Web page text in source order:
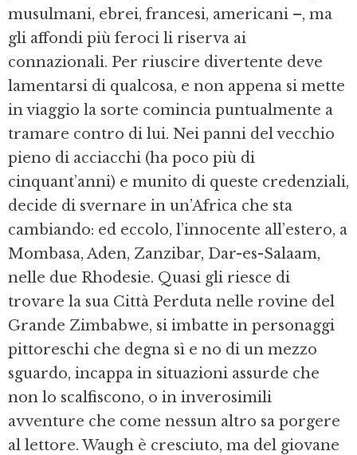
musulmani, ebrei, francesi, americani –, ma
gli affondi più feroci li riserva ai
connazionali. Per riuscire divertente deve
lamentarsi di qualcosa, e non appena si mette
in viaggio la sorte comincia puntualmente a
tramare contro di lui. Nei panni del vecchio
pieno di acciacchi (ha poco più di
cinquant’anni) e munito di queste credenziali,
decide di svernare in un’Africa che sta
cambiando: ed eccolo, l’innocente all’estero, a
Mombasa, Aden, Zanzibar, Dar-es-Salaam,
nelle due Rhodesie. Quasi gli riesce di
trovare la sua Città Perduta nelle rovine del
Grande Zimbabwe, si imbatte in personaggi
pittoreschi che degna sì e no di un mezzo
sguardo, incappa in situazioni assurde che
non lo scalfiscono, o in inverosimili
avventure che come nessun altro sa porgere
al lettore. Waugh è cresciuto, ma del giovane